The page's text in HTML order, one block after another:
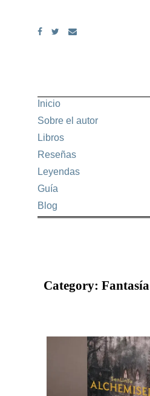
Inicio
Sobre el autor
Libros
Reseñas
Leyendas
Guía
Blog
Category: Fantasía